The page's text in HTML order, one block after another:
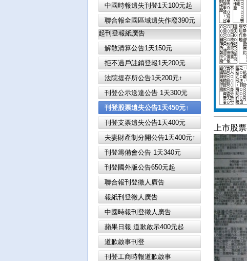
中國時報遺失刊登1天100元起
聯合報全國區域遺失作廢390元
起刊登報紙廣告
解散清算公告1天150元
拒不過戶註銷登報1天200元
法院提存所公告1天200元↑
刊登公示送達公告 1天300元
刊登股票遺失公告1天450元↑
刊登支票遺失公告1天400元
夫妻財產制分開公告1天400元↑
刊登籌備會公告 1天340元
刊登國外版公告650元起
聯合報刊登徵人廣告
報紙刊登徵人廣告
中國時報刊登徵人廣告
蘋果日報 道歉啟示400元起
道歉啟事刊登
刊登工商時報道歉啟事
上市股